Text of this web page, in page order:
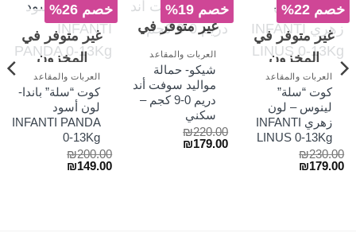
خصم 22%
غير متوفر في
المخزون
العربات والمقاعد
كوت “سلة”
لينوس – لون
زهري INFANTI
LINUS 0-13Kg
₪230.00
السعر ₪179.00
السعر
خصم 19%
غير متوفر في
المخزون
العربات والمقاعد
شيكو- حمالة
مواليد سوفت أند
دريم 0-9 كجم –
سكني
₪220.00
السعر ₪179.00
السعر
خصم 26%
غير متوفر في
المخزون
العربات والمقاعد
كوت “سلة” باندا-
لون أسود
INFANTI PANDA
0-13Kg
₪200.00
السعر ₪149.00
السعر